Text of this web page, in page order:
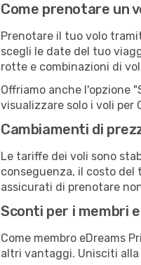
Come prenotare un
Prenotare il tuo volo
scegli le date del tuo
rotte e combinazioni di
Offriamo anche l'opzione
visualizzare solo i voli per
Cambiamenti di
Le tariffe dei voli sono
conseguenza, il costo del
assicurati di prenotare
Sconti per i membri
Come membro eDreams
altri vantaggi. Unisciti